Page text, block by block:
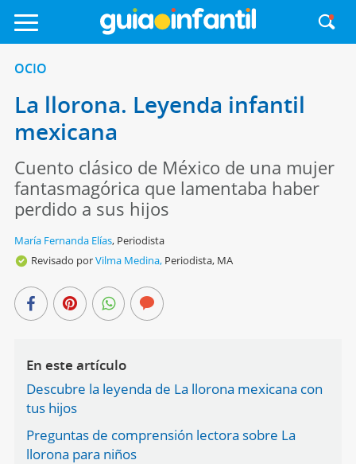
OCIO
La llorona. Leyenda infantil
mexicana
Cuento clásico de México de una mujer
fantasmagórica que lamentaba haber
perdido a sus hijos
María Fernanda Elías, Periodista
Revisado porVilma Medina, Periodista, MA
En este artículo
Descubre la leyenda de La llorona mexicana con
tus hijos
Preguntas de comprensión lectora sobre La
llorona para niños